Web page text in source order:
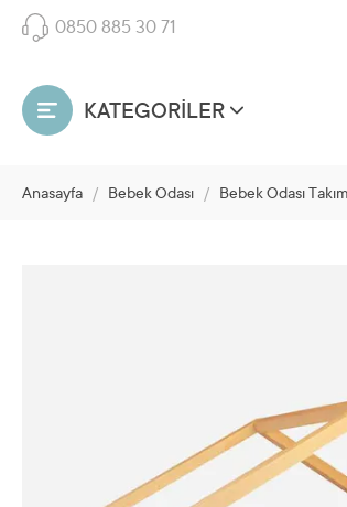
0850 885 30 71
KATEGORİLER
Anasayfa / Bebek Odası / Bebek Odası